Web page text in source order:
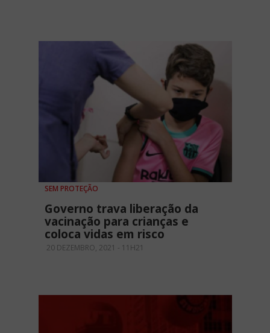
SEM PROTEÇÃO
Governo trava liberação da
vacinação para crianças e
coloca vidas em risco
20 DEZEMBRO, 2021 - 11H21